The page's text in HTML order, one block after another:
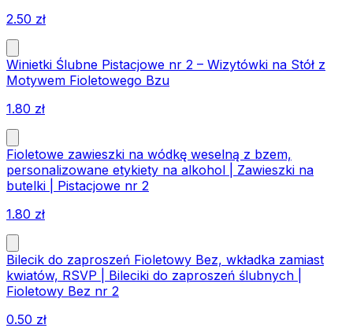
2.50 zł
Winietki Ślubne Pistacjowe nr 2 – Wizytówki na Stół z
Motywem Fioletowego Bzu
1.80 zł
Fioletowe zawieszki na wódkę weselną z bzem,
personalizowane etykiety na alkohol | Zawieszki na
butelki | Pistacjowe nr 2
1.80 zł
Bilecik do zaproszeń Fioletowy Bez, wkładka zamiast
kwiatów, RSVP | Bileciki do zaproszeń ślubnych |
Fioletowy Bez nr 2
0.50 zł